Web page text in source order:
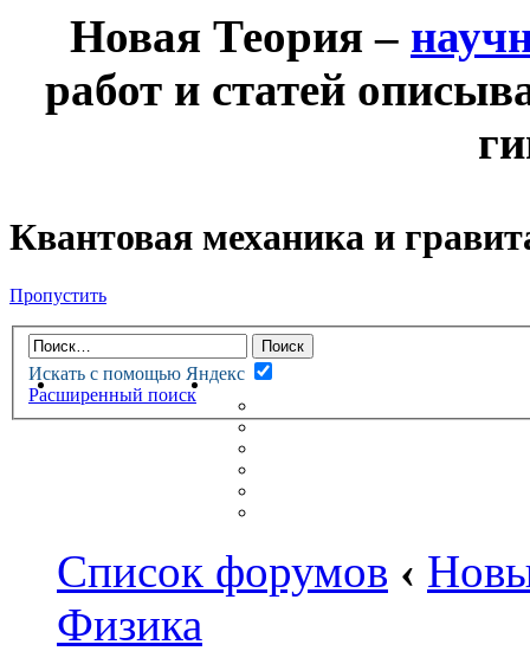
Новая Теория –
работ и статей
Квантовая механика и
Пропустить
Искать с помощью Яндекс
Расширенный поиск
НОВАЯ ТЕОРИЯФОРУМ
НЕПРОЧИТАННЫЕ
Список форумов ‹
Физика